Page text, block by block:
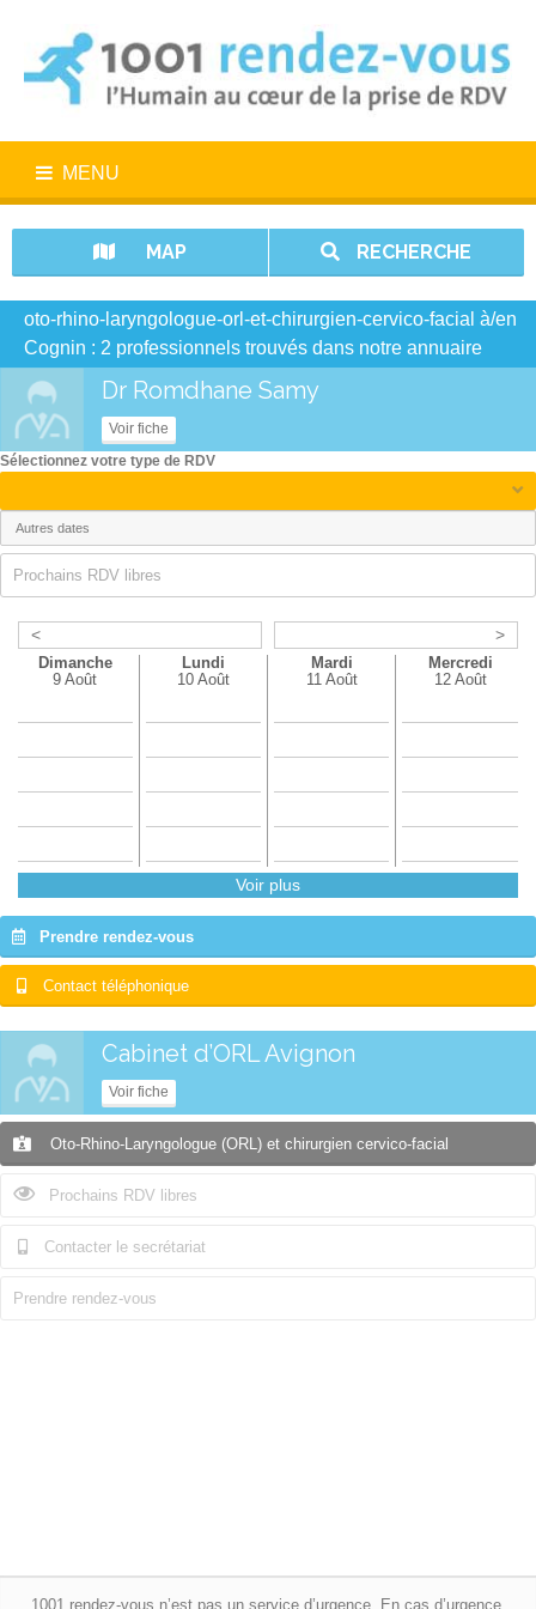
MENU
MAP RECHERCHE
oto-rhino-laryngologue-orl-et-chirurgien-cervico-facial à/en
Cognin : 2 professionnels trouvés dans notre annuaire
Dr Romdhane Samy
Voir fiche
< >
Dimanche
9 Août
Lundi
10 Août
Mardi
11 Août
Mercredi
12 Août
Voir plus
Prendre rendez-vous
Contact téléphonique
Sélectionnez votre type de RDV
Prochains RDV libres
Cabinet d’ORL Avignon
Voir fiche
Oto-Rhino-Laryngologue (ORL) et chirurgien cervico-facial
Prochains RDV libres
Contacter le secrétariat
Prendre rendez-vous
1001 rendez-vous n’est pas un service d’urgence. En cas d’urgence,